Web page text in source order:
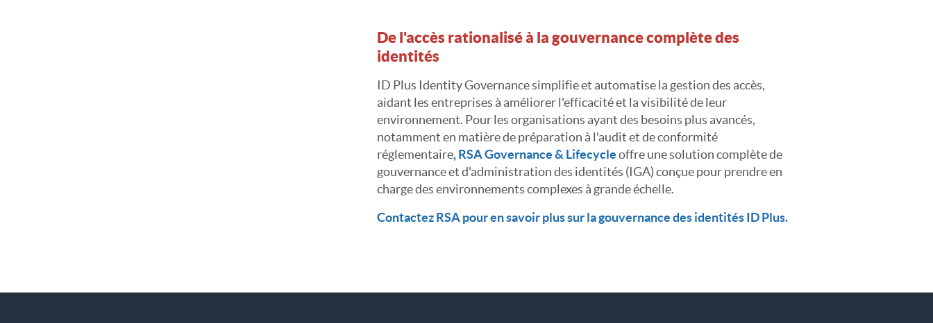
De l'accès rationalisé à la gouvernance complète des
identités
ID Plus Identity Governance simplifie et automatise la gestion des accès,
aidant les entreprises à améliorer l'efficacité et la visibilité de leur
environnement. Pour les organisations ayant des besoins plus avancés,
notamment en matière de préparation à l'audit et de conformité
réglementaire, RSA Governance & Lifecycleoffre une solution complète de
gouvernance et d'administration des identités (IGA) conçue pour prendre en
charge des environnements complexes à grande échelle.
Contactez RSA pour en savoir plus sur la gouvernance des identités ID Plus.